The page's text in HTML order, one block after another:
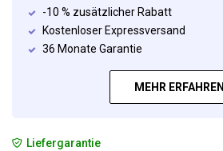
-10 % zusätzlicher Rabatt
Kostenloser Expressversand
36 Monate Garantie
MEHR ERFAHREN
Liefergarantie